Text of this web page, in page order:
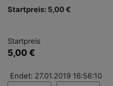
Startpreis: 5,00 €
Startpreis
5,00 €
Endet: 27.01.2019 16:56:10